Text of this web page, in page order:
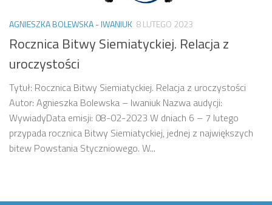
AGNIESZKA BOLEWSKA - IWANIUK 8 LUTEGO 2023
Rocznica Bitwy Siemiatyckiej. Relacja z
uroczystości
Tytuł: Rocznica Bitwy Siemiatyckiej. Relacja z uroczystości
Autor: Agnieszka Bolewska – Iwaniuk Nazwa audycji:
WywiadyData emisji: 08-02-2023 W dniach 6 – 7 lutego
przypada rocznica Bitwy Siemiatyckiej, jednej z największych
bitew Powstania Styczniowego. W...